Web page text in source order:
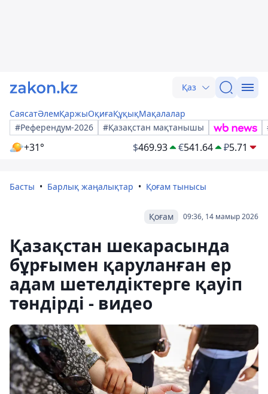
Қаз
СаясатӘлемҚаржыОқиғаҚұқықМақалалар
#Референдум-2026
#Қазақстан мақтанышы
+31° $469.93 €541.64 ₽5.71
Басты Барлық жаңалықтар Қоғам тынысы
09:36, 14 мамыр 2026
Қоғам
Қазақстан шекарасында
бұрғымен қаруланған ер
адам шетелдіктерге қауіп
төндірді - видео